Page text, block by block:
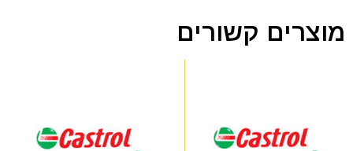
מוצרים קשורים